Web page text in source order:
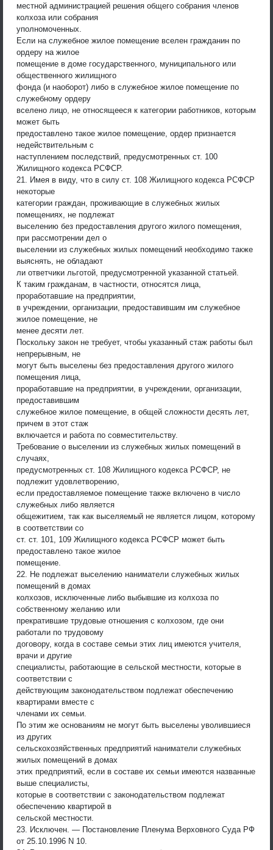
местной администрацией решения общего собрания членов
колхоза или собрания
уполномоченных.
Если на служебное жилое помещение вселен гражданин по
ордеру на жилое
помещение в доме государственного, муниципального или
общественного жилищного
фонда (и наоборот) либо в служебное жилое помещение по
служебному ордеру
вселено лицо, не относящееся к категории работников, которым
может быть
предоставлено такое жилое помещение, ордер признается
недействительным с
наступлением последствий, предусмотренных ст. 100
Жилищного кодекса РСФСР.
21. Имея в виду, что в силу ст. 108 Жилищного кодекса РСФСР
некоторые
категории граждан, проживающие в служебных жилых
помещениях, не подлежат
выселению без предоставления другого жилого помещения,
при рассмотрении дел о
выселении из служебных жилых помещений необходимо также
выяснять, не обладают
ли ответчики льготой, предусмотренной указанной статьей.
К таким гражданам, в частности, относятся лица,
проработавшие на предприятии,
в учреждении, организации, предоставившим им служебное
жилое помещение, не
менее десяти лет.
Поскольку закон не требует, чтобы указанный стаж работы был
непрерывным, не
могут быть выселены без предоставления другого жилого
помещения лица,
проработавшие на предприятии, в учреждении, организации,
предоставившим
служебное жилое помещение, в общей сложности десять лет,
причем в этот стаж
включается и работа по совместительству.
Требование о выселении из служебных жилых помещений в
случаях,
предусмотренных ст. 108 Жилищного кодекса РСФСР, не
подлежит удовлетворению,
если предоставляемое помещение также включено в число
служебных либо является
общежитием, так как выселяемый не является лицом, которому
в соответствии со
ст. ст. 101, 109 Жилищного кодекса РСФСР может быть
предоставлено такое жилое
помещение.
22. Не подлежат выселению наниматели служебных жилых
помещений в домах
колхозов, исключенные либо выбывшие из колхоза по
собственному желанию или
прекратившие трудовые отношения с колхозом, где они
работали по трудовому
договору, когда в составе семьи этих лиц имеются учителя,
врачи и другие
специалисты, работающие в сельской местности, которые в
соответствии с
действующим законодательством подлежат обеспечению
квартирами вместе с
членами их семьи.
По этим же основаниям не могут быть выселены уволившиеся
из других
сельскохозяйственных предприятий наниматели служебных
жилых помещений в домах
этих предприятий, если в составе их семьи имеются названные
выше специалисты,
которые в соответствии с законодательством подлежат
обеспечению квартирой в
сельской местности.
23. Исключен. — Постановление Пленума Верховного Суда РФ
от 25.10.1996 N 10.